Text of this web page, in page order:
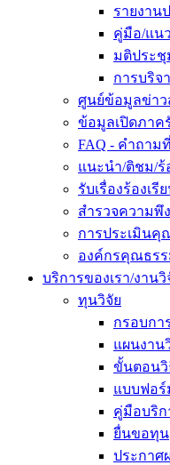
รายงาน
คู่มือ/แน
มติประชุ
การบริจ
ศูนย์ข้อมูลข่าว
ข้อมูลเปิดภาค
FAQ - คำถาม
แนะนำ/ติชม/ร้
รับเรื่องร้องเรี
สำรวจความพึ
การประเมินคุ
องค์กรคุณธร
บริการของเรา/งานวิ
ทุนวิจัย
กรอบกา
แผนงาน
ขั้นตอนวิ
แบบฟอร์
คู่มือบริก
ยื่นขอทุน
ประกาศ